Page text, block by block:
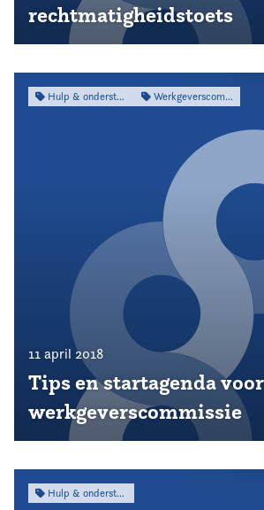
rechtmatigheidstoets
Hulp & ondersteuning Werkgeverscommissie
11 april 2018
Tips en startagenda voor
werkgeverscommissie
Hulp & ondersteuning